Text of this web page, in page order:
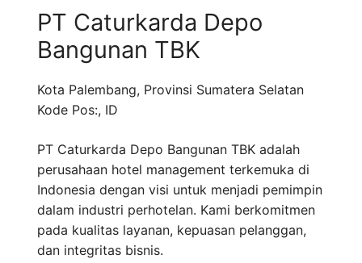
PT Caturkarda Depo
Bangunan TBK
Kota Palembang, Provinsi Sumatera Selatan
Kode Pos:, ID
PT Caturkarda Depo Bangunan TBK adalah
perusahaan hotel management terkemuka di
Indonesia dengan visi untuk menjadi pemimpin
dalam industri perhotelan. Kami berkomitmen
pada kualitas layanan, kepuasan pelanggan,
dan integritas bisnis.